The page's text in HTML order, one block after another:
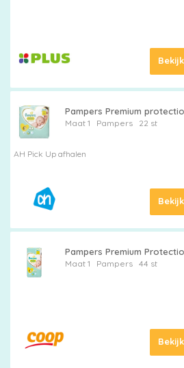
Alle
luiers
Luierbroekjes
Billendoekjes
Pampers Premium
Maat 1 Pampers 22 st
AH Pick Up afhalen
Pampers Premium
Maat 1 Pampers 44 st